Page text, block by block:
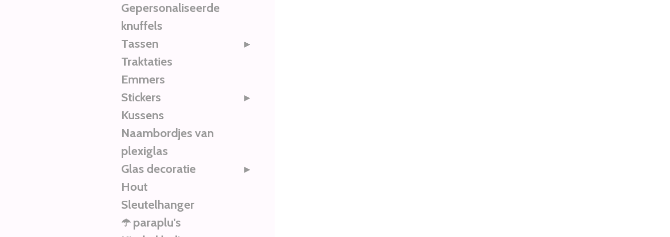
Gepersonaliseerde
knuffels
Tassen
Traktaties
Emmers
Stickers
Kussens
Naambordjes van
plexiglas
Glas decoratie
Hout
Sleutelhanger
☂️ paraplu's